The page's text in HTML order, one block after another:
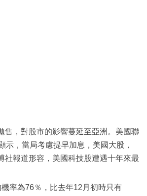
售，對股市的影響蔓延至亞洲。美國聯
示，當局考慮提早加息，美國大股，
社報道形容，美國科技股遭遇十年來最
率為76％，比去年12月初時只有